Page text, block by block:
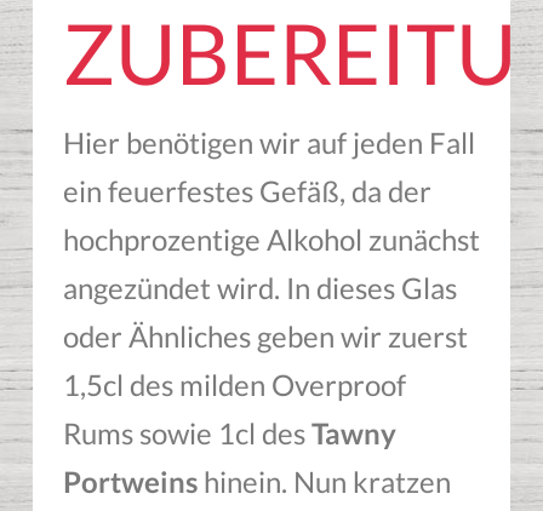
Hier benötigen wir auf jeden Fall
ein feuerfestes Gefäß, da der
hochprozentige Alkohol zunächst
angezündet wird. In dieses Glas
oder Ähnliches geben wir zuerst
1,5cl des milden Overproof
Rums sowie 1cl desTawny
Portweinshinein. Nun kratzen